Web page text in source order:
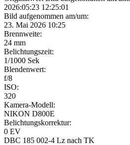
2026:05:23 12:25:01
Bild aufgenommen am/um:
23. Mai 2026 10:25
Brennweite:
24 mm
Belichtungszeit:
1/1000 Sek
Blendenwert:
f/8
ISO:
320
Kamera-Modell:
NIKON D800E
Belichtungskorrektur:
0 EV
DBC 185 002-4 Lz nach TK